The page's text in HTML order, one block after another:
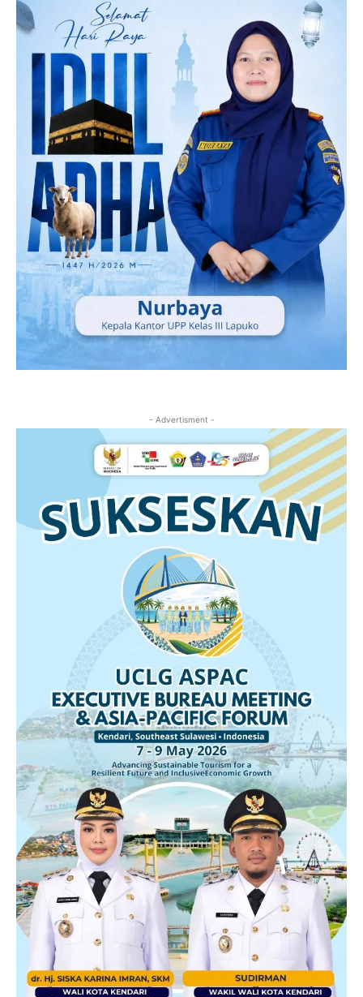
- Advertisment -